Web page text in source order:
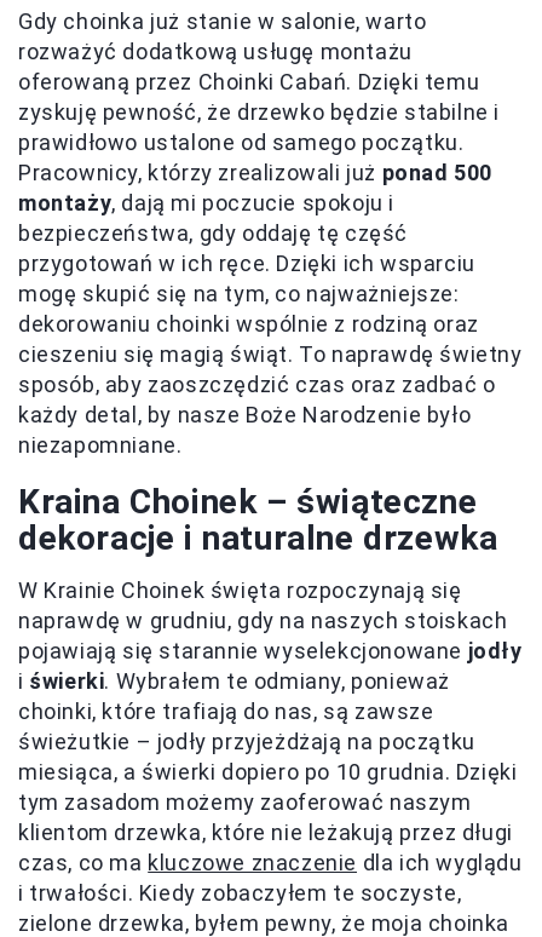
Gdy choinka już stanie w salonie, warto
rozważyć dodatkową usługę montażu
oferowaną przez Choinki Cabań. Dzięki temu
zyskuję pewność, że drzewko będzie stabilne i
prawidłowo ustalone od samego początku.
Pracownicy, którzy zrealizowali już ponad 500
montaży, dają mi poczucie spokoju i
bezpieczeństwa, gdy oddaję tę część
przygotowań w ich ręce. Dzięki ich wsparciu
mogę skupić się na tym, co najważniejsze:
dekorowaniu choinki wspólnie z rodziną oraz
cieszeniu się magią świąt. To naprawdę świetny
sposób, aby zaoszczędzić czas oraz zadbać o
każdy detal, by nasze Boże Narodzenie było
niezapomniane.
Kraina Choinek – świąteczne
dekoracje i naturalne drzewka
W Krainie Choinek święta rozpoczynają się
naprawdę w grudniu, gdy na naszych stoiskach
pojawiają się starannie wyselekcjonowane jodły
i świerki. Wybrałem te odmiany, ponieważ
choinki, które trafiają do nas, są zawsze
świeżutkie – jodły przyjeżdżają na początku
miesiąca, a świerki dopiero po 10 grudnia. Dzięki
tym zasadom możemy zaoferować naszym
klientom drzewka, które nie leżakują przez długi
czas, co ma kluczowe znaczenie dla ich wyglądu
i trwałości. Kiedy zobaczyłem te soczyste,
zielone drzewka, byłem pewny, że moja choinka